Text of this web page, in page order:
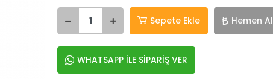
Sepete Ekle Hemen Al
WHATSAPP İLE SİPARİŞ VER